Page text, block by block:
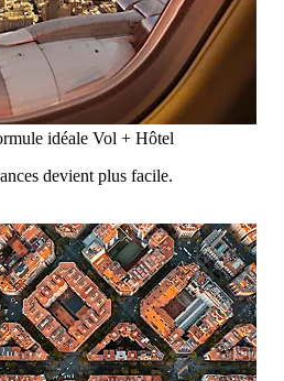
idéale Vol + Hôtel
devient plus facile.